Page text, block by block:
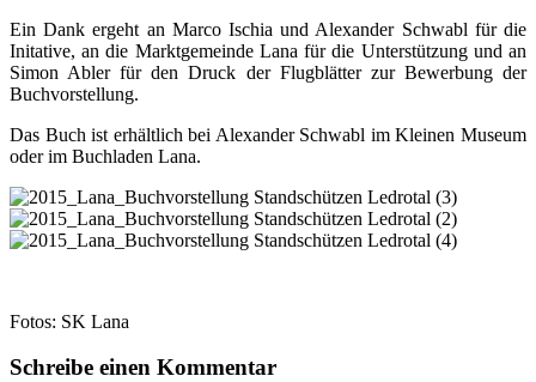
Ein Dank ergeht an Marco Ischia und Alexander Schwabl für die
Initative, an die Marktgemeinde Lana für die Unterstützung und an
Simon Abler für den Druck der Flugblätter zur Bewerbung der
Buchvorstellung.
Das Buch ist erhältlich bei Alexander Schwabl im Kleinen Museum
oder im Buchladen Lana.
Fotos: SK Lana
Schreibe einen Kommentar